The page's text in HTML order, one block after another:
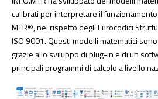
calibrati per interpretare il
MTR®, nel rispetto degli Eurocodici
ISO 9001. Questi modelli matematici
grazie allo sviluppo di plug-in e di un
principali programmi di calcolo a livello